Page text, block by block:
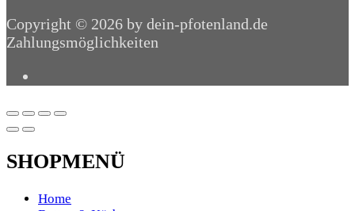
Copyright © 2026 by dein-pfotenland.de
Zahlungsmöglichkeiten
SHOPMENÜ
Home